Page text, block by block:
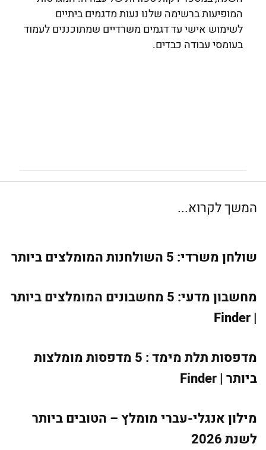
המופיעות ברשימה שלנו נעות מדגמים ביתיים
לשימוש אישי עד דגמים משרדיים שמתוכננים לעמוד
בעומסי עבודה כבדים.
המשך לקרוא...
שולחן משרדי: 5 השולחנות המומלצים ביותר
מחשבון מדעי: 5 מחשבונים המומלצים ביותר
| Finder
מדפסות תלת מימד : 5 מדפסות מומלצות
ביותר | Finder
מילון אנגלי-עברי מומלץ – הטובים ביותר
לשנת 2026